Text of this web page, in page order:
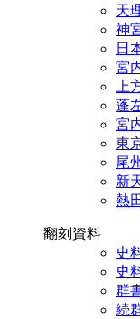
天
神
日
宮
上
蓬
宮
東
尾
新
熱
翻刻資料
史
史
群
続